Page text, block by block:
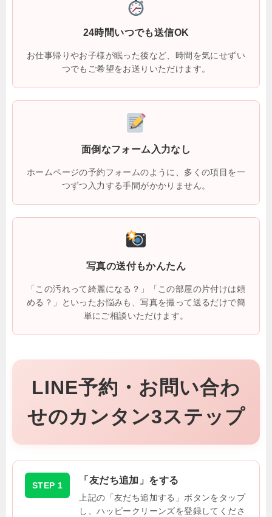
24時間いつでも送信OK
お仕事帰りやお子様が眠った後など、時間を気にせずい
つでもご希望をお送りいただけます。
面倒なフォーム入力なし
ホームページの予約フォームのように、多くの項目を一
つずつ入力する手間がかかりません。
写真の送付もかんたん
「この汚れって綺麗になる？」「この部屋の片付けは頼
める？」といったお悩みも、写真を撮って送るだけで簡
単にご相談いただけます。
LINE予約・お問い合わ
せのカンタン3ステップ
STEP 1 「友だち追加」をする
上記の「友だち追加する」ボタンをタップ
し、ハッピークリーンズを登録してくださ